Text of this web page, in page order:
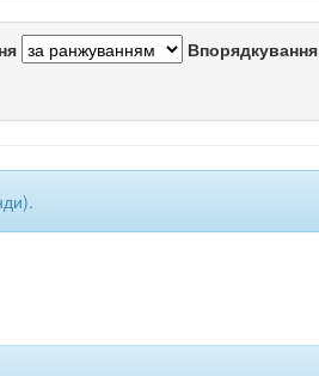
Впорядкування